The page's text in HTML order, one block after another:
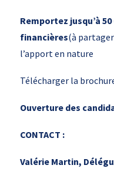
Remportez jusqu’à
financières(à
l’apport en nature
Télécharger la
Ouverture des
CONTACT :
Valérie Martin,